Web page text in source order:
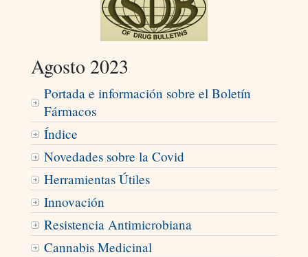
Agosto 2023
Portada e información sobre el Boletín
Fármacos
Índice
Novedades sobre la Covid
Herramientas Útiles
Innovación
Resistencia Antimicrobiana
Cannabis Medicinal